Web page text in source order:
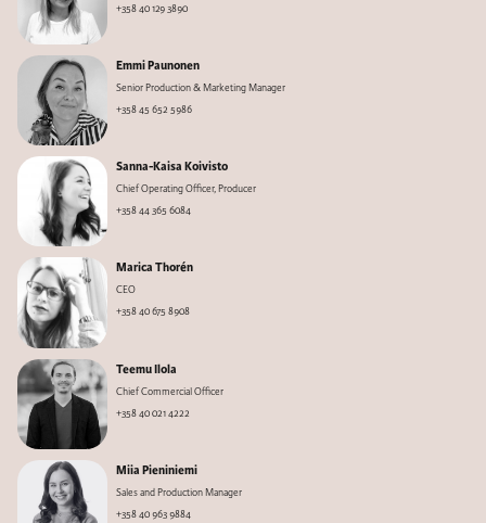
+358 40 129 3890
Emmi Paunonen
Senior Production & Marketing Manager
+358 45 652 5986
Sanna-Kaisa Koivisto
Chief Operating Officer, Producer
+358 44 365 6084
Marica Thorén
CEO
+358 40 675 8908
Teemu Ilola
Chief Commercial Officer
+358 40 021 4222
Miia Pieniniemi
Sales and Production Manager
+358 40 963 9884